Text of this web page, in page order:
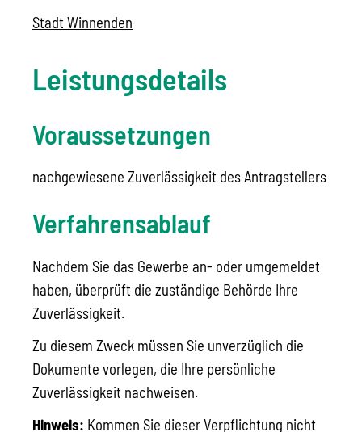
Stadt Winnenden
Leistungsdetails
Voraussetzungen
nachgewiesene Zuverlässigkeit des Antragstellers
Verfahrensablauf
Nachdem Sie das Gewerbe an- oder umgemeldet
haben, überprüft die zuständige Behörde Ihre
Zuverlässigkeit.
Zu diesem Zweck müssen Sie unverzüglich die
Dokumente vorlegen, die Ihre persönliche
Zuverlässigkeit nachweisen.
Hinweis: Kommen Sie dieser Verpflichtung nicht